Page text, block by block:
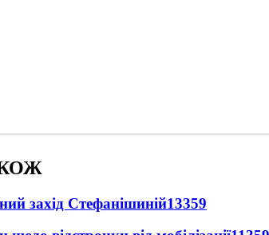
захід Стефанішиній13359